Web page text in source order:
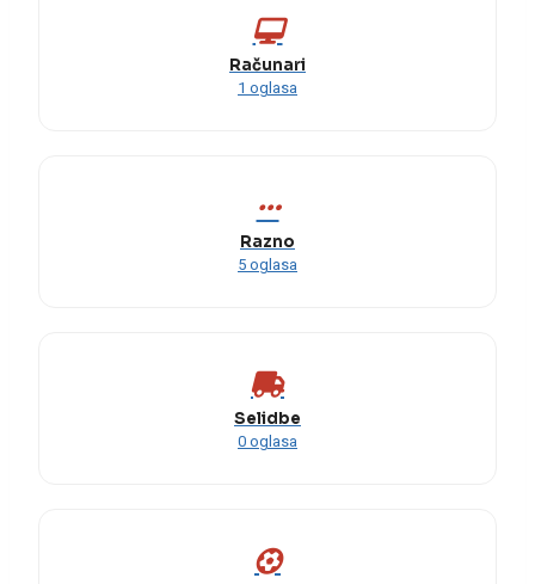
Računari
1 oglasa
Razno
5 oglasa
Selidbe
0 oglasa